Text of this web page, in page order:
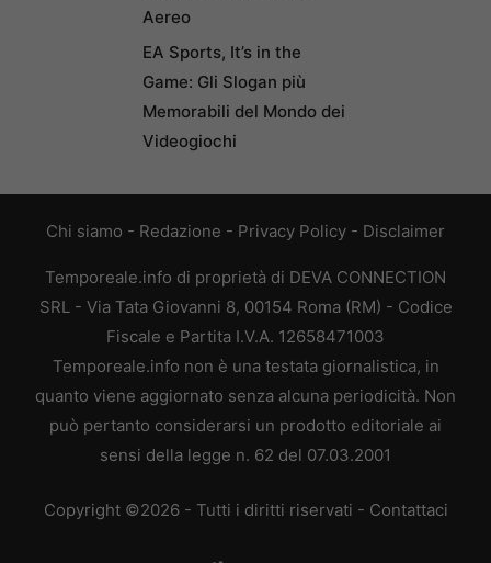
Aereo
EA Sports, It’s in the
Game: Gli Slogan più
Memorabili del Mondo dei
Videogiochi
Chi siamo - Redazione - Privacy Policy - Disclaimer
Temporeale.info di proprietà di DEVA CONNECTION
SRL - Via Tata Giovanni 8, 00154 Roma (RM) - Codice
Fiscale e Partita I.V.A. 12658471003
Temporeale.info non è una testata giornalistica, in
quanto viene aggiornato senza alcuna periodicità. Non
può pertanto considerarsi un prodotto editoriale ai
sensi della legge n. 62 del 07.03.2001
Copyright ©2026 - Tutti i diritti riservati - Contattaci